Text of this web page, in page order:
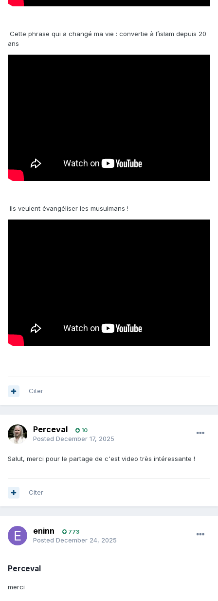
Cette phrase qui a changé ma vie : convertie à l’islam depuis 20
ans
Ils veulent évangéliser les musulmans !
Citer
Perceval 10
Posted December 17, 2025
Salut, merci pour le partage de c'est video très intéressante !
Citer
eninn 773
Posted December 24, 2025
Perceval
merci